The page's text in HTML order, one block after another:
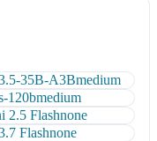
35B-A3Bmedium
120bmedium
2.5 Flashnone
Flashnone